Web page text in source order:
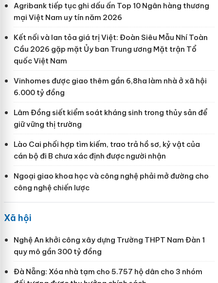
Agribank tiếp tục ghi dấu ấn Top 10 Ngân hàng thương
mại Việt Nam uy tín năm 2026
Kết nối và lan tỏa giá trị Việt: Đoàn Siêu Mẫu Nhí Toàn
Cầu 2026 gặp mặt Ủy ban Trung ương Mặt trận Tổ
quốc Việt Nam
Vinhomes được giao thêm gần 6,8ha làm nhà ở xã hội
6.000 tỷ đồng
Lâm Đồng siết kiểm soát kháng sinh trong thủy sản để
giữ vững thị trường
Lào Cai phối hợp tìm kiếm, trao trả hồ sơ, kỷ vật của
cán bộ đi B chưa xác định được người nhận
Ngoại giao khoa học và công nghệ phải mở đường cho
công nghệ chiến lược
Xã hội
Nghệ An khởi công xây dựng Trường THPT Nam Đàn 1
quy mô gần 300 tỷ đồng
Đà Nẵng: Xóa nhà tạm cho 5.757 hộ dân cho 3 nhóm